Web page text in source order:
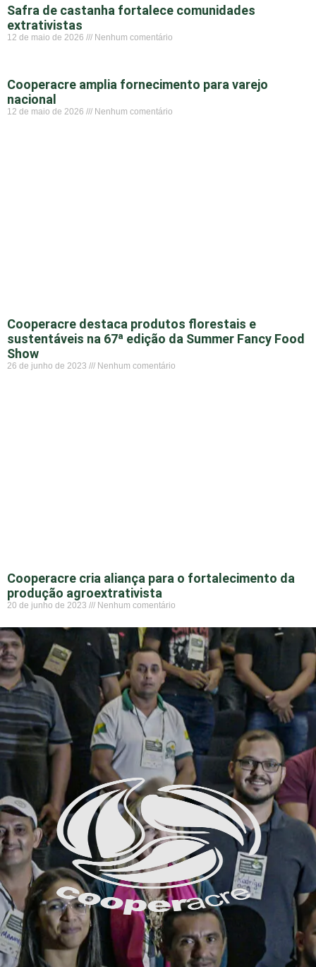
Safra de castanha fortalece comunidades
extrativistas
12 de maio de 2026 Nenhum comentário
Cooperacre amplia fornecimento para varejo
nacional
12 de maio de 2026 Nenhum comentário
Cooperacre destaca produtos florestais e
sustentáveis na 67ª edição da Summer Fancy Food
Show
26 de junho de 2023 Nenhum comentário
Cooperacre cria aliança para o fortalecimento da
produção agroextrativista
20 de junho de 2023 Nenhum comentário